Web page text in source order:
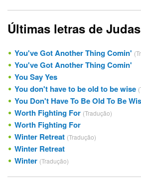
Últimas letras de
You've Got Another Thing Comin'
You've Got Another Thing Comin'
You Say Yes
You don't have to be old to be wise
You Don't Have To Be Old To Be
Worth Fighting For (Tradução)
Worth Fighting For
Winter Retreat (Tradução)
Winter Retreat
Winter (Tradução)